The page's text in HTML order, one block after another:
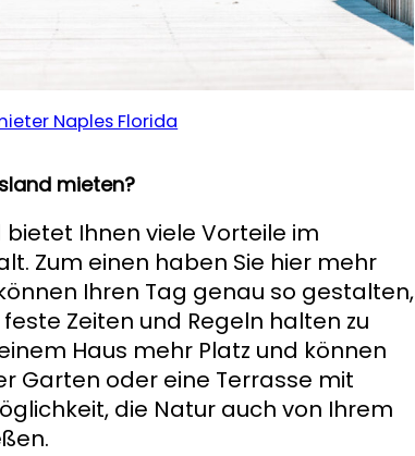
Naples Florida
mieten?
Ihnen viele Vorteile im
Zum einen haben Sie hier mehr
Ihren Tag genau so gestalten,
Zeiten und Regeln halten zu
Haus mehr Platz und können
Garten oder eine Terrasse mit
die Natur auch von Ihrem